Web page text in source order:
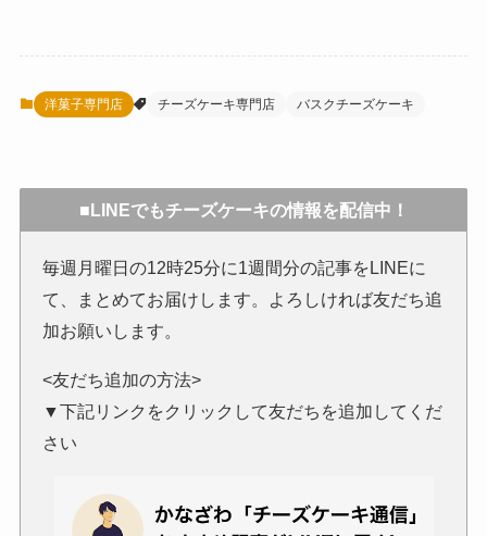
洋菓子専門店 チーズケーキ専門店 バスクチーズケーキ
■LINEでもチーズケーキの情報を配信中！
毎週月曜日の12時25分に1週間分の記事をLINEに
て、まとめてお届けします。よろしければ友だち追
加お願いします。
<友だち追加の方法>
▼下記リンクをクリックして友だちを追加してくだ
さい